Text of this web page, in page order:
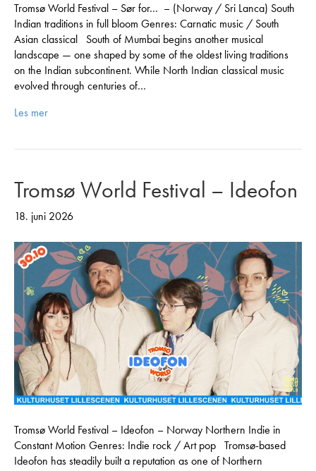
Tromsø World Festival – Sør for… – (Norway / Sri Lanca) South
Indian traditions in full bloom Genres: Carnatic music / South
Asian classical South of Mumbai begins another musical
landscape — one shaped by some of the oldest living traditions
on the Indian subcontinent. While North Indian classical music
evolved through centuries of…
Les mer
Tromsø World Festival – Ideofon
18. juni 2026
Tromsø World Festival – Ideofon – Norway Northern Indie in
Constant Motion Genres: Indie rock / Art pop Tromsø-based
Ideofon has steadily built a reputation as one of Northern